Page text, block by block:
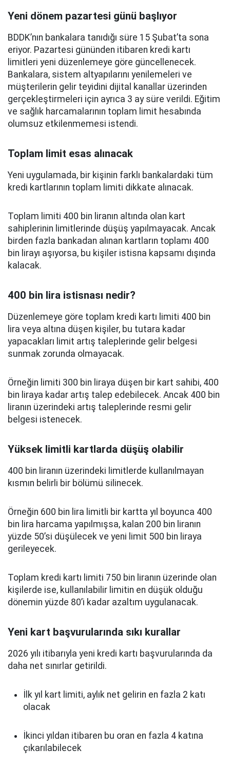
Yeni dönem pazartesi günü başlıyor
BDDK’nın bankalara tanıdığı süre 15 Şubat’ta sona
eriyor. Pazartesi gününden itibaren kredi kartı
limitleri yeni düzenlemeye göre güncellenecek.
Bankalara, sistem altyapılarını yenilemeleri ve
müşterilerin gelir teyidini dijital kanallar üzerinden
gerçekleştirmeleri için ayrıca 3 ay süre verildi. Eğitim
ve sağlık harcamalarının toplam limit hesabında
olumsuz etkilenmemesi istendi.
Toplam limit esas alınacak
Yeni uygulamada, bir kişinin farklı bankalardaki tüm
kredi kartlarının toplam limiti dikkate alınacak.
Toplam limiti 400 bin liranın altında olan kart
sahiplerinin limitlerinde düşüş yapılmayacak. Ancak
birden fazla bankadan alınan kartların toplamı 400
bin lirayı aşıyorsa, bu kişiler istisna kapsamı dışında
kalacak.
400 bin lira istisnası nedir?
Düzenlemeye göre toplam kredi kartı limiti 400 bin
lira veya altına düşen kişiler, bu tutara kadar
yapacakları limit artış taleplerinde gelir belgesi
sunmak zorunda olmayacak.
Örneğin limiti 300 bin liraya düşen bir kart sahibi, 400
bin liraya kadar artış talep edebilecek. Ancak 400 bin
liranın üzerindeki artış taleplerinde resmi gelir
belgesi istenecek.
Yüksek limitli kartlarda düşüş olabilir
400 bin liranın üzerindeki limitlerde kullanılmayan
kısmın belirli bir bölümü silinecek.
Örneğin 600 bin lira limitli bir kartta yıl boyunca 400
bin lira harcama yapılmışsa, kalan 200 bin liranın
yüzde 50’si düşülecek ve yeni limit 500 bin liraya
gerileyecek.
Toplam kredi kartı limiti 750 bin liranın üzerinde olan
kişilerde ise, kullanılabilir limitin en düşük olduğu
dönemin yüzde 80’i kadar azaltım uygulanacak.
Yeni kart başvurularında sıkı kurallar
2026 yılı itibarıyla yeni kredi kartı başvurularında da
daha net sınırlar getirildi.
İlk yıl kart limiti, aylık net gelirin en fazla 2 katı
olacak
İkinci yıldan itibaren bu oran en fazla 4 katına
çıkarılabilecek